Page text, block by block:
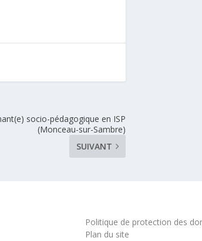
socio-pédagogique en ISP
(Monceau-sur-Sambre)
SUIVANT
Politique de protection des
Plan du site